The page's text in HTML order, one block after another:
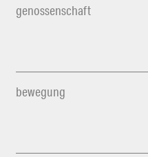
genossenschaft
bewegung